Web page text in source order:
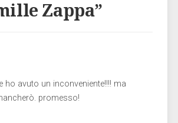
Zappa”
ho avuto un inconveniente!!!! ma
promesso!